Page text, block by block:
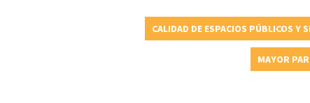
CALIDAD DE ESPACIOS PÚBLICOS Y
MAYOR